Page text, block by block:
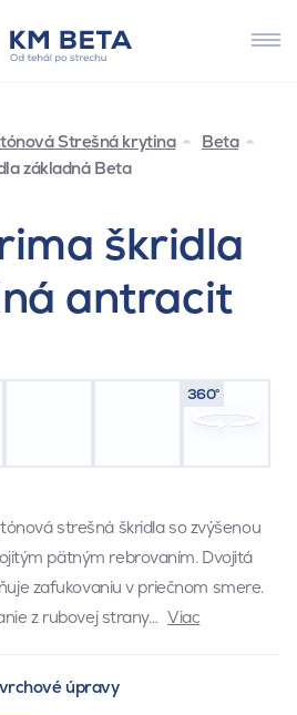
Strešná krytina
Beta
základná Beta
škridla
antracit
360°
strešná škridla so zvýšenou
pätným rebrovaním. Dvojitá
zafukovaniu v priečnom smere.
z rubovej strany… Viac
úpravy